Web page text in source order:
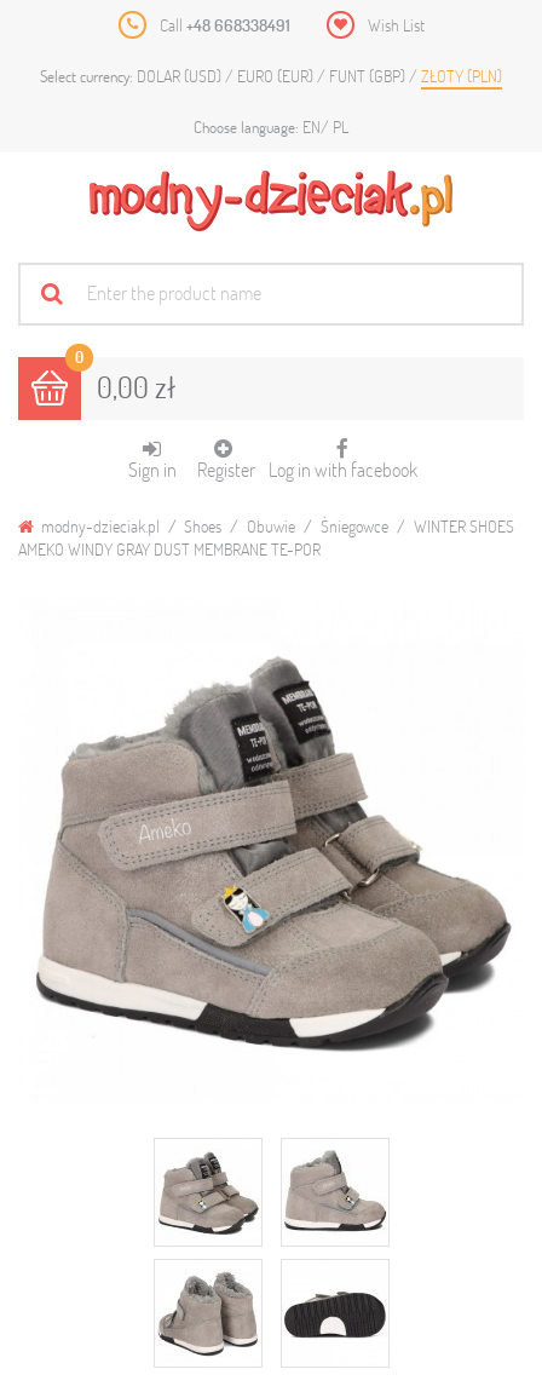
Call +48 668338491 Wish List
Select currency: DOLAR (USD) EURO (EUR) FUNT (GBP) ZŁOTY (PLN)
Choose language: EN PL
0
0,00 zł
Sign in Register Log in with facebook
modny-dzieciak.pl Shoes Obuwie Śniegowce
WINTER SHOES
AMEKO WINDY GRAY DUST MEMBRANE TE-POR